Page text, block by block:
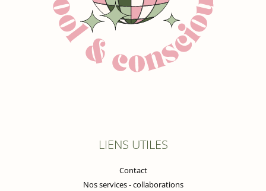
LIENS UTILES
Contact
Nos services - collaborations